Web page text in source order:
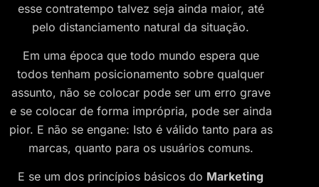
esse contratempo talvez seja ainda maior, até
pelo distanciamento natural da situação.
Em uma época que todo mundo espera que
todos tenham posicionamento sobre qualquer
assunto, não se colocar pode ser um erro grave
e se colocar de forma imprópria, pode ser ainda
pior. E não se engane: Isto é válido tanto para as
marcas, quanto para os usuários comuns.
E se um dos princípios básicos do Marketing